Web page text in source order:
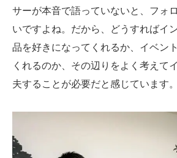
サーが本音で語っていないと、フォ
いですよね。だから、どうすればイ
品を好きになってくれるか、イベン
くれるのか、その辺りをよく考えて
夫することが必要だと感じています。